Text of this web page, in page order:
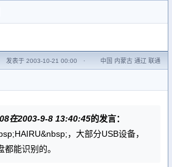
发表于 2003-10-21 00:00 · 中国 内蒙古 通辽 联通
在2003-9-8 13:40:45的发言：
，大部分USB设备，
能识别的。